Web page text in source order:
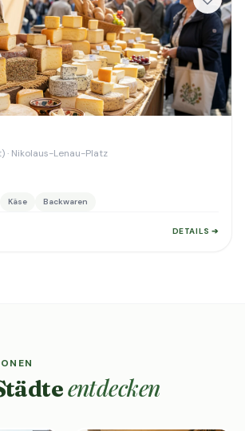
· Nikolaus-Lenau-Platz
Käse Backwaren
DETAILS ➔
entdecken